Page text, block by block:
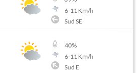
6-11 Km/h
Sud SE
40%
6-11 Km/h
Sud E